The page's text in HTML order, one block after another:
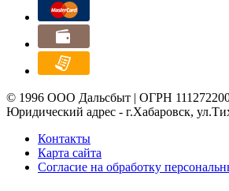
© 1996 ООО Дальсбыт | ОГРН
Юридический адрес - г.Хабаровск,
Контакты
Карта сайта
Согласие на обработку